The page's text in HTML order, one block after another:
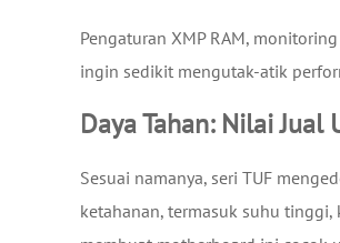
Pengaturan XMP RAM,
ingin sedikit mengutak-atik
Daya Tahan: Nilai Jual
Sesuai namanya, seri TUF
ketahanan, termasuk suhu